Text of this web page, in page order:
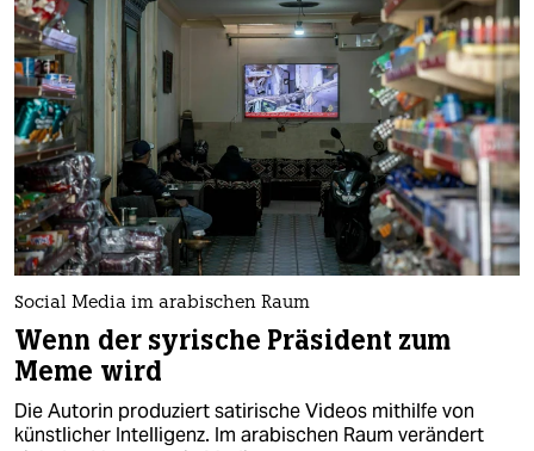
genossenschaft
epaper login
Social Media im arabischen Raum
Wenn der syrische Präsident zum
Meme wird
Die Autorin produziert satirische Videos mithilfe von
künstlicher Intelligenz. Im arabischen Raum verändert